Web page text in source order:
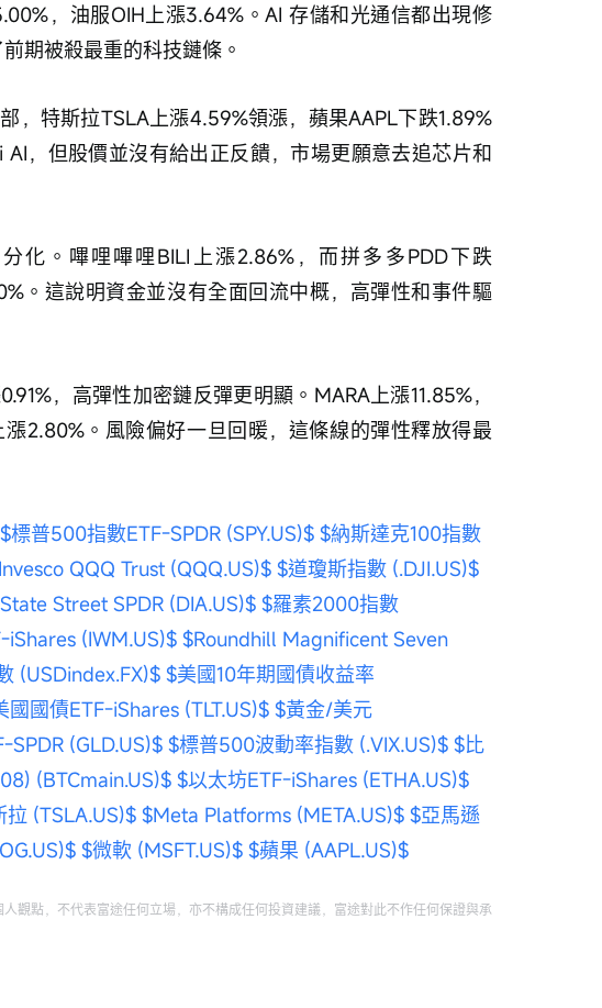
，油服OIH上漲3.64%。AI 存儲和光通信都出現修
期被殺最重的科技鏈條。
，特斯拉TSLA上漲4.59%領漲，蘋果AAPL下跌1.89%
，但股價並沒有給出正反饋，市場更願意去追芯片和
化。嗶哩嗶哩BILI上漲2.86%，而拼多多PDD下跌
。這說明資金並沒有全面回流中概，高彈性和事件驅
，高彈性加密鏈反彈更明顯。MARA上漲11.85%，
漲2.80%。風險偏好一旦回暖，這條線的彈性釋放得最
$標普500指數ETF-SPDR (SPY.US)$ $納斯達克100指數
QQQ Trust (QQQ.US)$ $道瓊斯指數 (.DJI.US)$
Street SPDR (DIA.US)$ $羅素2000指數
(IWM.US)$ $Roundhill Magnificent Seven
(USDindex.FX)$ $美國10年期國債收益率
國債ETF-iShares (TLT.US)$ $黃金/美元
SPDR (GLD.US)$ $標普500波動率指數 (.VIX.US)$ $比
(BTCmain.US)$ $以太坊ETF-iShares (ETHA.US)$
拉 (TSLA.US)$ $Meta Platforms (META.US)$ $亞馬遜
$微軟 (MSFT.US)$ $蘋果 (AAPL.US)$
觀點，不代表富途任何立場，亦不構成任何投資建議，富途對此不作任何保證與承